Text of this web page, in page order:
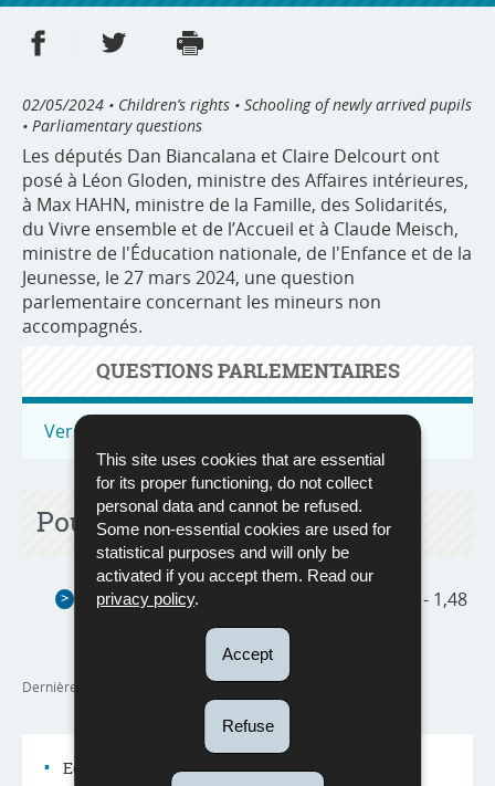
This site uses cookies that are essential
for its proper functioning, do not collect
personal data and cannot be refused.
Some non-essential cookies are used for
statistical purposes and will only be
activated if you accept them. Read our
privacy policy.
Accept
Refuse
Share on Facebook
Share on Twitter
02/05/2024 • Children’s rights • Schooling of newly arrived pupils
• Parliamentary questions
Les députés Dan Biancalana et Claire Delcourt ont
posé à Léon Gloden, ministre des Affaires intérieures,
à Max HAHN, ministre de la Famille, des Solidarités,
du Vivre ensemble et de l’Accueil et à Claude Meisch,
ministre de l'Éducation nationale, de l'Enfance et de la
Jeunesse, le 27 mars 2024, une question
parlementaire concernant les mineurs non
accompagnés.
QUESTIONS PARLEMENTAIRES
Vers toutes les questions parlementaires
Pour en savoir plus
QP 546 : Mineurs non accompagnés
(Pdf - 1,48
Dernière mise à jour 02/05/2024
Education system